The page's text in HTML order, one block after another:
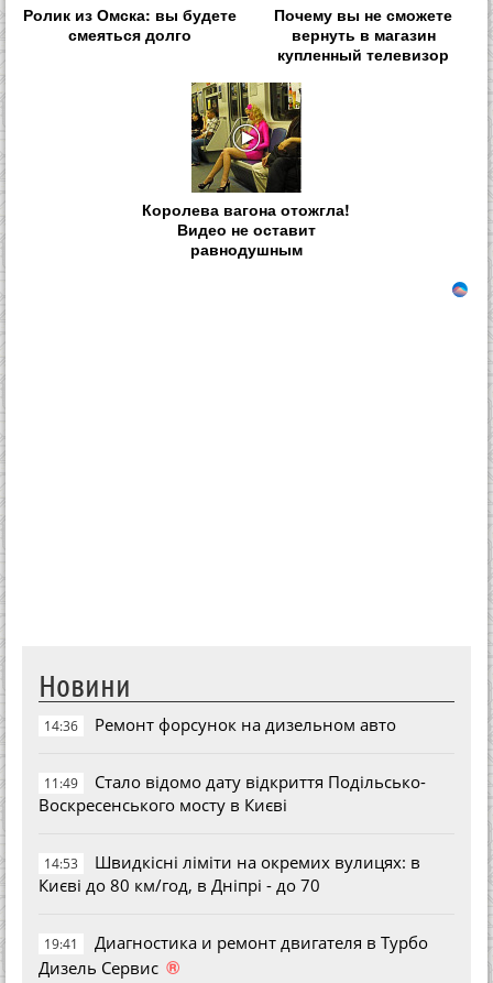
Ролик из Омска: вы будете
смеяться долго
Почему вы не сможете
вернуть в магазин
купленный телевизор
Королева вагона отожгла!
Видео не оставит
равнодушным
Новини
14:36 Ремонт форсунок на дизельном авто
11:49
Стало відомо дату відкриття Подільсько-
Воскресенського мосту в Києві
14:53
Швидкісні ліміти на окремих вулицях: в
Києві до 80 км/год, в Дніпрі - до 70
19:41
Диагностика и ремонт двигателя в Турбо
Дизель Сервис ®